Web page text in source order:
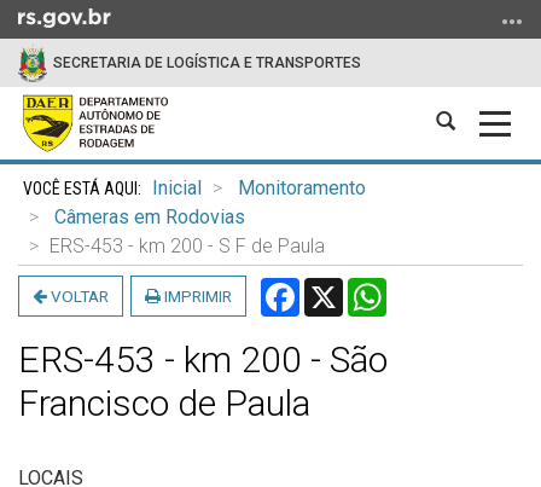
para
conteúdo
para
menu
para
SECRETARIA DE LOGÍSTICA E TRANSPORTES
Abrir
Início
conteúdo
Inicial
Monitoramento
Câmeras em Rodovias
ERS-453 - km 200 - S F de Paula
VOLTAR IMPRIMIR Facebook
X
ERS-453 - km 200 - São
Francisco de Paula
LOCAIS